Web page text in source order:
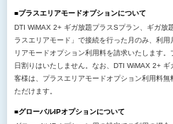
■プラスエリアモードオプションについて
DTI WiMAX 2+ ギガ放題プラスSプラン、ギガ放
ラスエリアモード」で接続を行った月のみ、利
リアモードオプション利用料を請求いたします
日割りはいたしません。なお、DTI WiMAX 2+
客様は、プラスエリアモードオプション利用料
ただけます。
■グローバルIPオプションについて